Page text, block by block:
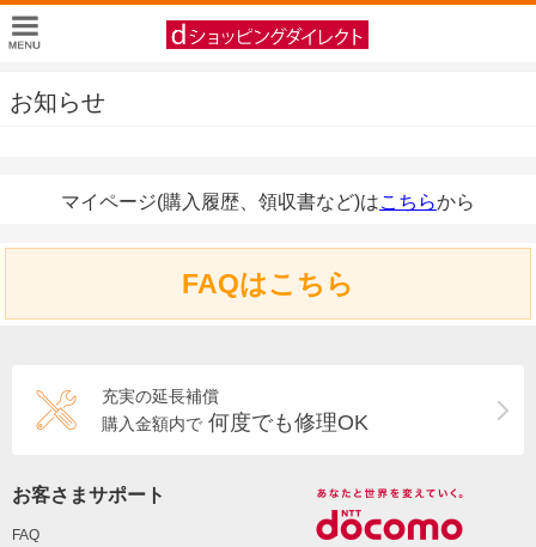
お知らせ
マイページ(購入履歴、領収書など)はこちらから
FAQはこちら
充実の延長補償
購入金額内で 何度でも修理OK
お客さまサポート
FAQ